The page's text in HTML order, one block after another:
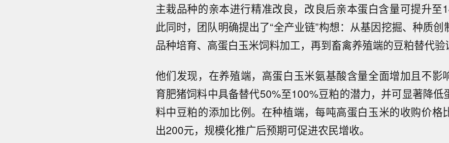
主栽品种的亲本进行精准改良，改良后亲本蛋白含量可提升至
此同时，团队明确提出了“全产业链”构想：从基因挖掘、种质创
品种培育、高蛋白玉米饲料加工，再到畜禽养殖端的豆粕替代验
他们发现，在养殖端，高蛋白玉米氨基酸含量全面增加且不影
育肥猪饲料中具备替代50%至100%豆粕的潜力，并可显著降低
料中豆粕的添加比例。在种植端，每吨高蛋白玉米的收购价格
出200元，规模化推广后预期可促进农民增收。